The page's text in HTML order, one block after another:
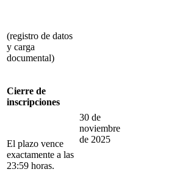
(registro de datos
y carga
documental)
Cierre de
inscripciones
El plazo vence
exactamente a las
23:59 horas.
30 de
noviembre
de 2025